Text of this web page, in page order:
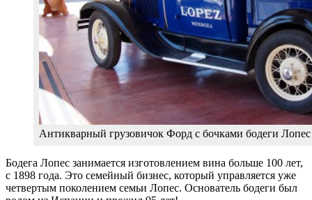
Антикварный грузовичок Форд с бочками бодеги Лопес
Бодега Лопес занимается изготовлением вина больше 100 лет,
с 1898 года. Это семейный бизнес, который управляется уже
четвертым поколением семьи Лопес. Основатель бодеги был